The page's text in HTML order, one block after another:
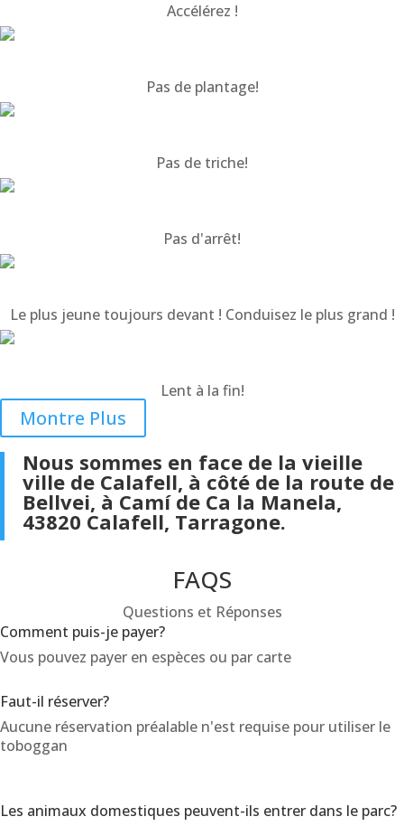
Accélérez !
Pas de plantage!
Pas de triche!
Pas d'arrêt!
Le plus jeune toujours devant ! Conduisez le plus grand !
Lent à la fin!
Montre Plus
Nous sommes en face de la vieille
ville de Calafell, à côté de la route de
Bellvei, à Camí de Ca la Manela,
43820 Calafell, Tarragone.
FAQS
Questions et Réponses
Comment puis-je payer?
Vous pouvez payer en espèces ou par carte
Faut-il réserver?
Aucune réservation préalable n'est requise pour utiliser le
toboggan
Les animaux domestiques peuvent-ils entrer dans le parc?